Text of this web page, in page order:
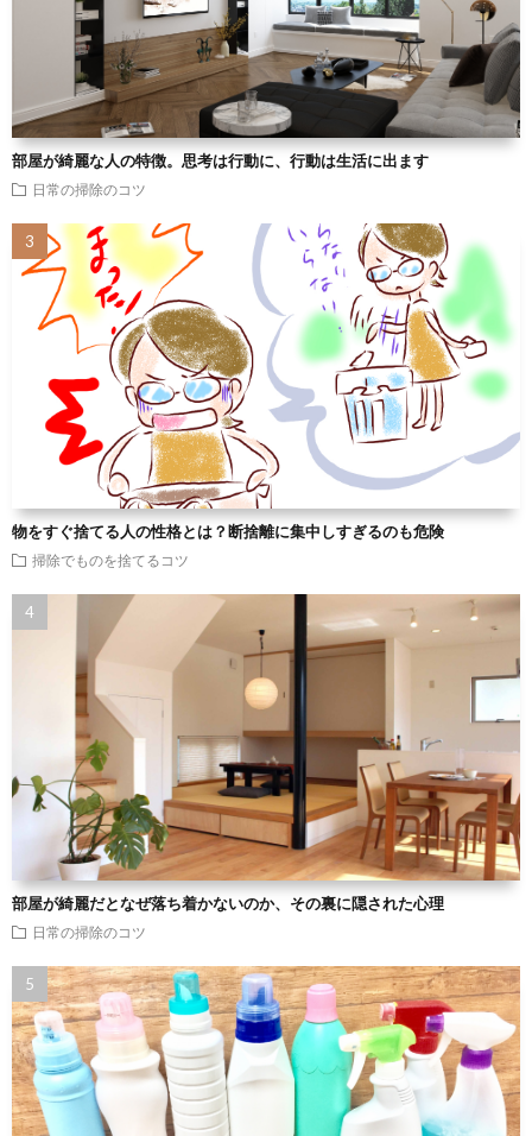
部屋が綺麗な人の特徴。思考は行動に、行動は生活に出ます
日常の掃除のコツ
物をすぐ捨てる人の性格とは？断捨離に集中しすぎるのも危険
掃除でものを捨てるコツ
部屋が綺麗だとなぜ落ち着かないのか、その裏に隠された心理
日常の掃除のコツ